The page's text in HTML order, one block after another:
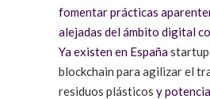
fomentar prácticas
alejadas del ámbito digital
Ya existen en España
blockchain para agilizar el
residuos plásticos y